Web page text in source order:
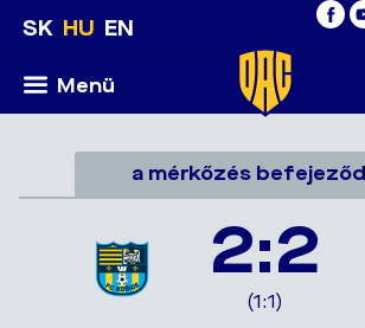
SK HU EN
Menü
a mérkőzés
2:2
(1:1)